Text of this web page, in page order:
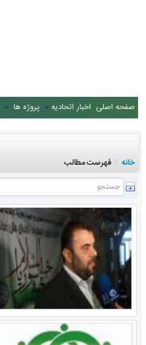
صفحه اصلی اخبار اتحادیه پروژه ها
خانه / فهرست مطالب